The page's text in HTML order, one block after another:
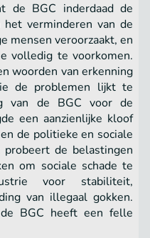
de BGC inderdaad de
verminderen van de
mensen veroorzaakt, en
volledig te voorkomen.
woorden van erkenning
de problemen lijkt te
van de BGC voor de
een aanzienlijke kloof
de politieke en sociale
de belastingen
om sociale schade te
voor stabiliteit,
van illegaal gokken.
BGC heeft een felle